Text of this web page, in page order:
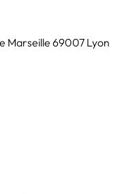
Marseille 69007 Lyon